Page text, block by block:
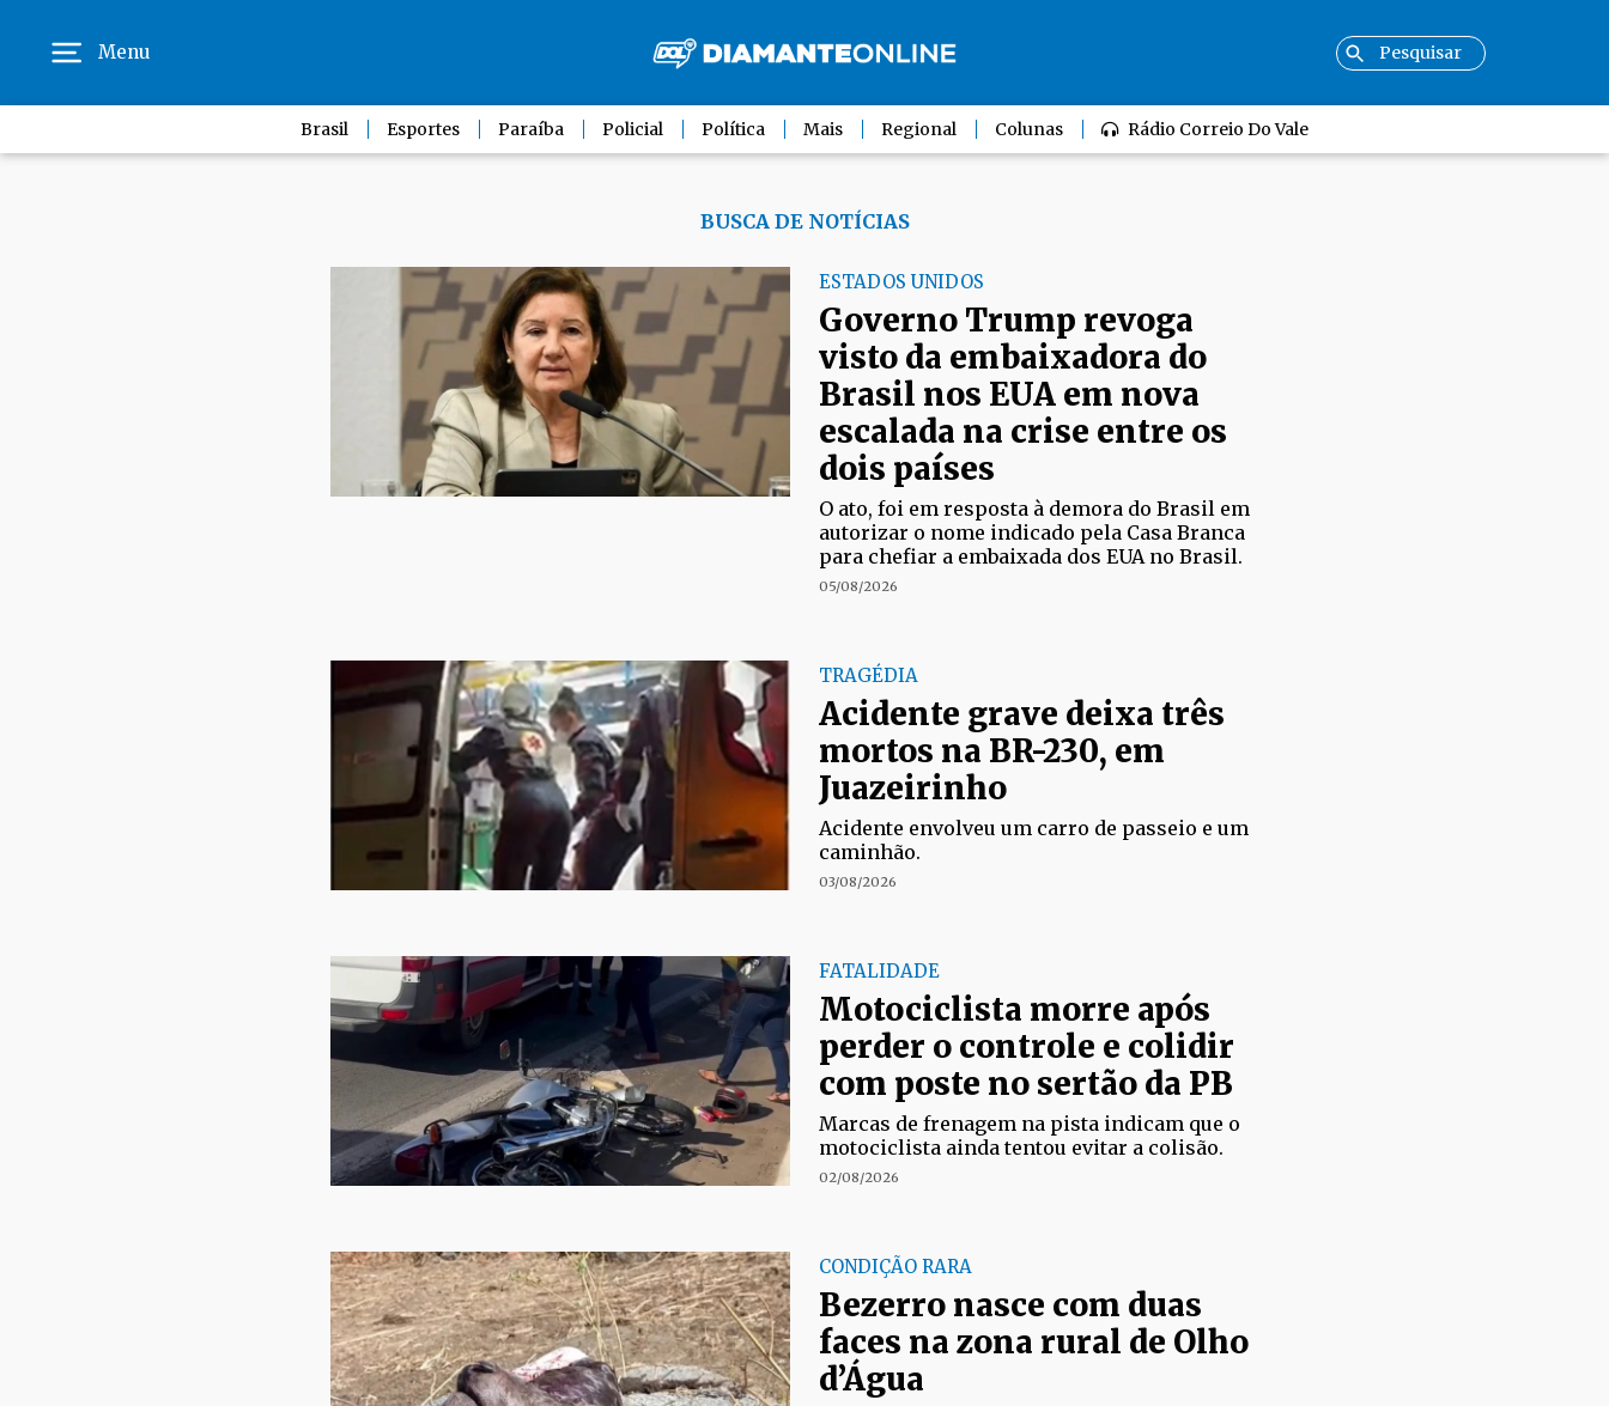
Menu
Brasil Esportes Paraíba Policial Política Mais Regional Colunas Rádio Correio Do Vale
BUSCA DE NOTÍCIAS
ESTADOS UNIDOS
Governo Trump revoga
visto da embaixadora do
Brasil nos EUA em nova
escalada na crise entre os
dois países
O ato, foi em resposta à demora do Brasil em
autorizar o nome indicado pela Casa Branca
para chefiar a embaixada dos EUA no Brasil.
05/08/2026
TRAGÉDIA
Acidente grave deixa três
mortos na BR-230, em
Juazeirinho
Acidente envolveu um carro de passeio e um
caminhão.
03/08/2026
FATALIDADE
Motociclista morre após
perder o controle e colidir
com poste no sertão da PB
Marcas de frenagem na pista indicam que o
motociclista ainda tentou evitar a colisão.
02/08/2026
CONDIÇÃO RARA
Bezerro nasce com duas
faces na zona rural de Olho
d’Água